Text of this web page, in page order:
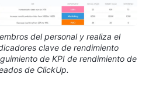
del personal y realiza el
clave de rendimiento
de KPI de rendimiento de
de ClickUp.